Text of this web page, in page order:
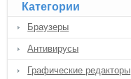
Категории
Браузеры
Антивирусы
Графические редакторы